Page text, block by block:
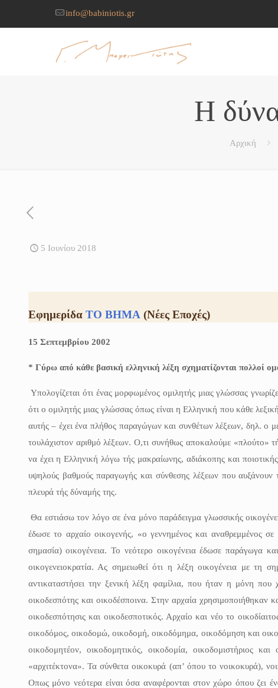
info@babiniotis.gr
Η
Αρχική
5 Ιουνίου 2018
Εφημερίδα ΤΟ ΒΗΜΑ (Νέες Εποχές)
15 Σεπτεμβρίου 2002
* Γύρω από κάθε βασική ελληνική λέξη σχηματίζονται πολλοί
Υπολογίζεται ότι ένας μορφωμένος ομιλητής μιας γλώσσας
ότι ο ομιλητής μιας γλώσσας όπως είναι η Ελληνική που κάθε
αυτής – έχει ένα πλήθος παραγώγων και συνθέτων λέξεων, δηλ. ο
τουλάχιστον αριθμό λέξεων. Ο,τι συνήθως αποκαλούμε «πλούτο»
να έχει η Ελληνική λόγω τής μακραίωνης, αδιάκοπης και
υψηλούς βαθμούς παραγωγής και σύνθεσης λέξεων που αυξάνουν
πλευρά τής δύναμής της.
Θα εστιάσω τον λόγο σε ένα μόνο παράδειγμα γλωσσικής
έδωσε το αρχαίο οικογενής, «ο γεννημένος και αναθρεμμένος
σημασία) οικογένεια. Το νεότερο οικογένεια έδωσε παράγωγα
οικογενειοκρατία. Ας σημειωθεί ότι η λέξη οικογένεια με τη
αντικαταστήσει την ξενική λέξη φαμίλια, που ήταν η μόνη
οικοδεσπότης και οικοδέσποινα. Στην αρχαία χρησιμοποιήθηκαν
οικοδεσπότησις και οικοδεσποτικός. Αρχαίο και νέο το
οικοδόμος, οικοδομώ, οικοδομή, οικοδόμημα, οικοδόμηση και
οικοδομητέον, οικοδομητικός, οικοδομία, οικοδομιστήριος
«αρχιτέκτονα». Τα σύνθετα οικοκυρά (απ’ όπου το νοικοκυρά),
Οπως μόνο νεότερα είναι όσα αναφέρονται στον χώρο όπου ζει